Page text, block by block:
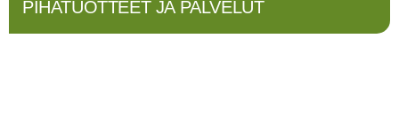
PIHATUOTTEET JA PALVELUT